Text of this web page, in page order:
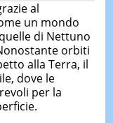
al
un mondo
di Nettuno
orbiti
alla Terra, il
dove le
per la